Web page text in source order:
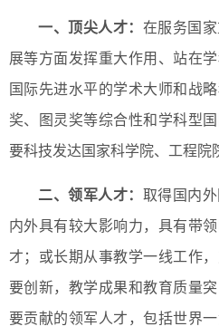
一、顶尖人才： 在服务国
展等方面发挥重大作用、站在
国际先进水平的学术大师和战
奖、图灵奖等综合性和学科型
要科技发达国家科学院、工程院
二、领军人才： 取得国内
内外具有较大影响力，具有带
才；或长期从事教学一线工作
要创新，教学成果和教育质量
要贡献的领军人才，包括世界